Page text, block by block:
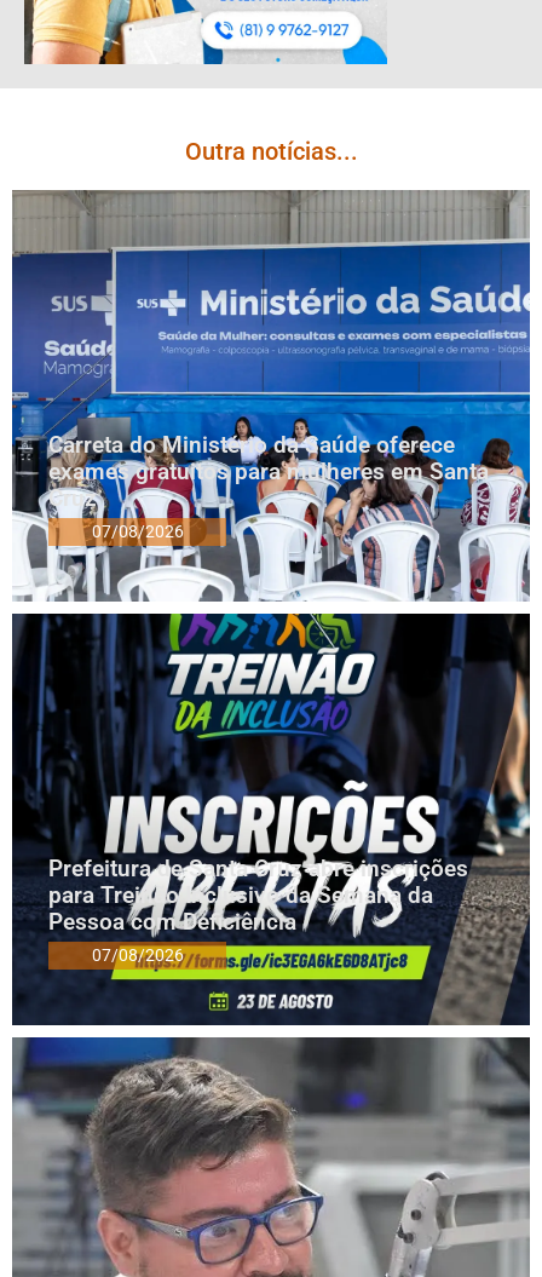
Outra notícias...
Carreta do Ministério da Saúde oferece
exames gratuitos para mulheres em Santa
Cruz
07/08/2026
Prefeitura de Santa Cruz abre inscrições
para Treinão Inclusivo da Semana da
Pessoa com Deficiência
07/08/2026